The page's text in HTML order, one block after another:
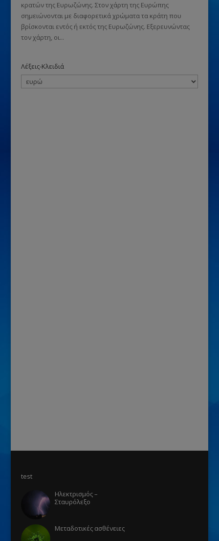
κρατών της Ευρωζώνης. Στον χάρτη της Ευρώπης
σημειώνονται με διαφορετικά χρώματα τα κράτη που
βρίσκονται εντός ή εκτός της Ευρωζώνης. Εξερευνώντας
τον χάρτη, οι...
Λέξεις-Κλειδιά
test
Ηλεκτρισμός –
Σταυρόλεξο
Μεταδοτικές ασθένειες